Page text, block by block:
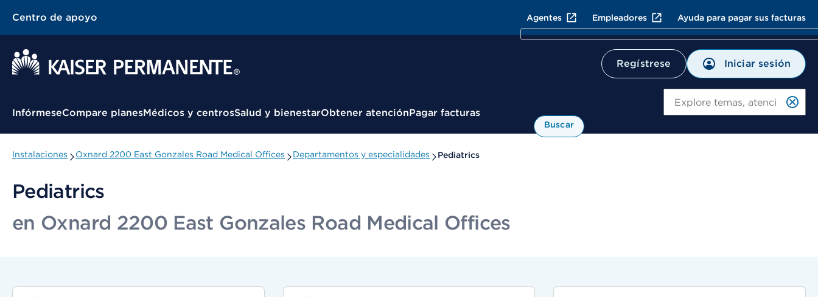
Centro de apoyo Agentes Empleadores Ayuda para pagar sus facturas
Regístrese Iniciar sesión
Menú contextual
InfórmeseCompare planesMédicos y centrosSalud y bienestarObtener atenciónPagar facturas
Buscar
Instalaciones Oxnard 2200 East Gonzales Road Medical Offices Departamentos y especialidades Pediatrics
Pediatrics
en Oxnard 2200 East Gonzales Road Medical Offices